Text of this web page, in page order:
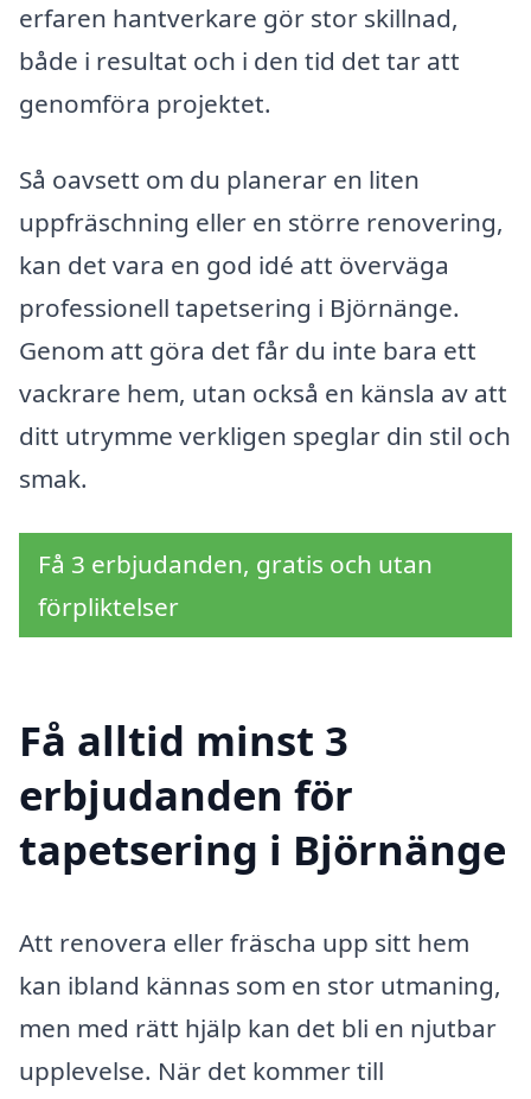
erfaren hantverkare gör stor skillnad,
både i resultat och i den tid det tar att
genomföra projektet.
Så oavsett om du planerar en liten
uppfräschning eller en större renovering,
kan det vara en god idé att överväga
professionell tapetsering i Björnänge.
Genom att göra det får du inte bara ett
vackrare hem, utan också en känsla av att
ditt utrymme verkligen speglar din stil och
smak.
Få 3 erbjudanden, gratis och utan
förpliktelser
Få alltid minst 3
erbjudanden för
tapetsering i Björnänge
Att renovera eller fräscha upp sitt hem
kan ibland kännas som en stor utmaning,
men med rätt hjälp kan det bli en njutbar
upplevelse. När det kommer till